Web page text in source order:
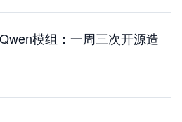
模组：一周三次开源造